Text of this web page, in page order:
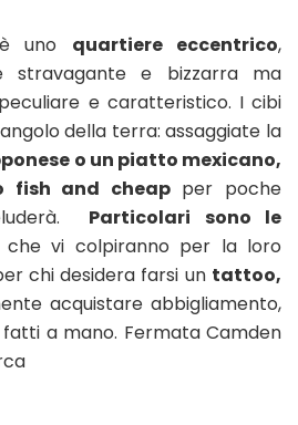
uno quartiere eccentrico,
stravagante e bizzarra ma
e caratteristico. I cibi
della terra: assaggiate la
o un piatto mexicano,
fish and cheapper poche
Particolari sono le
che vi colpiranno per la loro
chi desidera farsi un tattoo,
acquistare abbigliamento,
a mano. Fermata Camden